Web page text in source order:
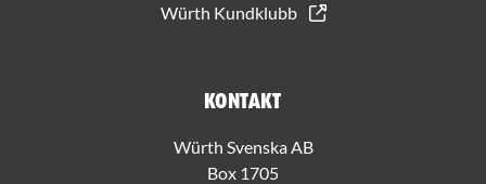
Würth Kundklubb
Kontakt
Würth Svenska AB
Box 1705